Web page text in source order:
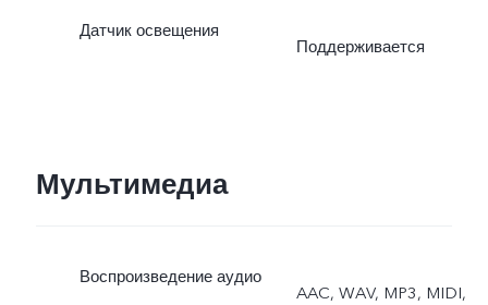
Датчик освещения
Поддерживается
Мультимедиа
Воспроизведение аудио
AAC, WAV, MP3, MIDI,